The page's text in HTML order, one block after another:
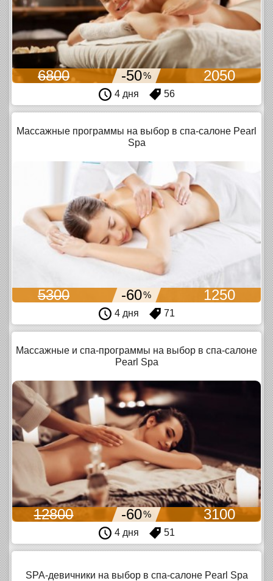
6800 -50% 2050
4 дня 56
Массажные программы на выбор в спа-салоне Pearl
Spa
5300 -60% 1250
4 дня 71
Массажные и спа-программы на выбор в спа-салоне
Pearl Spa
12800 -60% 3100
4 дня 51
SPA-девичники на выбор в спа-салоне Pearl Spa